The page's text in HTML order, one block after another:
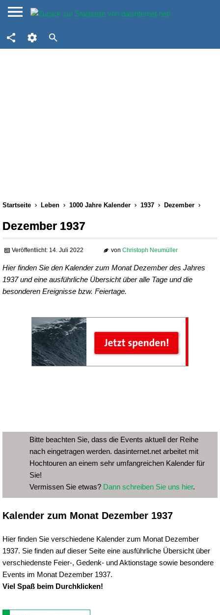
Startseite Leben 1000 Jahre Kalender 1937 Dezember
Dezember 1937
Veröffentlicht: 14. Juli 2022 von Christoph Neumüller
Hier finden Sie den Kalender zum Monat Dezember des Jahres
1937 und eine ausführliche Übersicht über alle Tage und die
besonderen Ereignisse bzw. Feiertage.
Bitte beachten Sie, dass die Events aktuell der Reihe
nach eingetragen werden. dasinternet.net arbeitet mit
Hochtouren an einem sehr umfangreichen Kalender für
Sie!
Vermissen Sie etwas? Dann schreiben Sie uns hier.
Kalender zum Monat Dezember 1937
Hier finden Sie verschiedene Kalender zum Monat Dezember
1937. Sie finden auf dieser Seite eine ausführliche Übersicht über
verschiedenste Feier-, Gedenk- und Aktionstage sowie besondere
Events im Monat Dezember 1937.
Viel Spaß beim Durchklicken!